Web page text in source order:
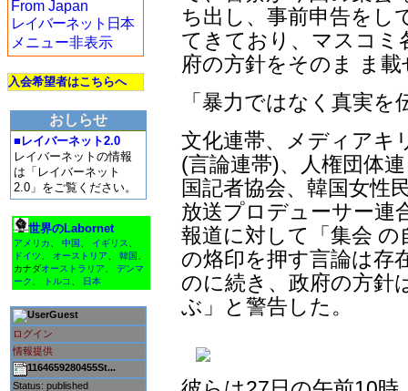
From Japan
レイバーネット日本
メニュー非表示
入会希望者はこちらへ
おしらせ
■レイバーネット2.0
レイバーネットの情報
は「レイバーネット
2.0」をご覧ください。
世界のLabornet
アメリカ 中国 イギリス
ドイツ
オーストリア 韓国
カナダオーストラリア
デンマ
ーク
トルコ 日本
Guest
ログイン
情報提供
1164659280455St...
Status: published
ち出し、事前申告をし
てきており、マスコミ
府の方針をそのま ま
「暴力ではなく真実を
文化連帯、メディアキ
(言論連帯)、人権団体
国記者協会、韓国女性
放送プロデューサー連
報道に対して「集会
の烙印を押す言論は存
のに続き、政府の方針
ぶ」と警告した。